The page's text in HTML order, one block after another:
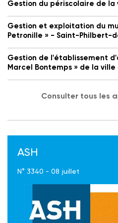
Gestion du périscolaire de
Gestion et exploitation du
Petronille » - Saint-Philbert-
Gestion de l'établissement
Marcel Bontemps » de la
Consulter tous les
ASH
N° 3340 - 08 juillet